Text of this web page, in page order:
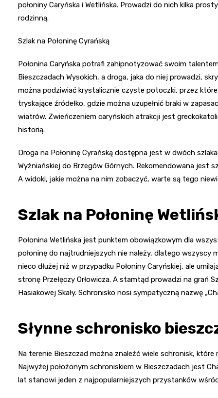
połoniny Caryńska i Wetlińska. Prowadzi do nich kilka
rodzinną.
Szlak na Połoninę Cyrańską
Połonina Caryńska potrafi zahipnotyzować swoim
Bieszczadach Wysokich, a droga, jaka do niej prowadzi,
można podziwiać krystalicznie czyste potoczki, przez
tryskające źródełko, gdzie można uzupełnić braki w
wiatrów. Zwieńczeniem caryńskich atrakcji jest
historią.
Droga na Połoninę Cyrańską dostępna jest w dwóch
Wyżniańskiej do Brzegów Górnych. Rekomendowana jest
A widoki, jakie można na nim zobaczyć, warte są tego
Szlak na Połoninę
Połonina Wetlińska jest punktem obowiązkowym dla
połoninę do najtrudniejszych nie należy, dlatego wszyscy
nieco dłużej niż w przypadku Połoniny Caryńskiej, ale
stronę Przełęczy Orłowicza. A stamtąd prowadzi na grań
Hasiakowej Skały. Schronisko nosi sympatyczną nazwę
Słynne schronisko
Na terenie Bieszczad można znaleźć wiele schronisk,
Najwyżej położonym schroniskiem w Bieszczadach jest
lat stanowi jeden z najpopularniejszych przystanków